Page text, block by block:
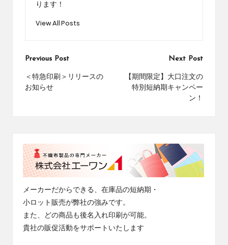
ります！
View All Posts
Post
navigation
Previous Post
＜特急印刷＞リリースの
お知らせ
Next Post
【期間限定】大口注文の
特別短納期キャンペー
ン！
メーカーだからできる、在庫品の短納期・
小ロット販売が弊社の強みです。
また、どの商品も後名入れ印刷が可能。
貴社の販促活動をサポートいたします